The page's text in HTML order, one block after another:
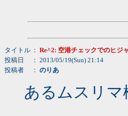
タイトル ： Re^2: 空港チェックでのヒジ
投稿日
： 2013/05/19(Sun) 21:14
投稿者
： のりあ
あるムスリ